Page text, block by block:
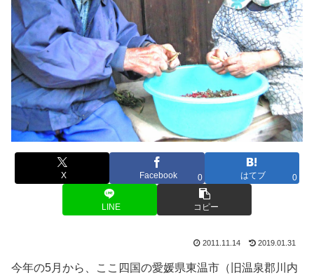
X Facebook 0 はてブ 0
LINE コピー
2011.11.14 2019.01.31
今年の5月から、ここ四国の愛媛県東温市（旧温泉郡川内